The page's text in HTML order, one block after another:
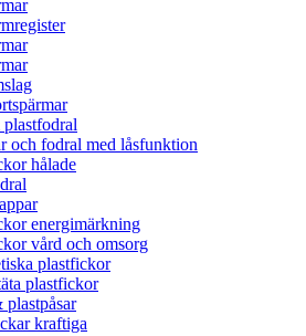
och fodral med låsfunktion
hålade
energimärkning
vård och omsorg
plastfickor
plastfickor
plastpåsar
kraftiga